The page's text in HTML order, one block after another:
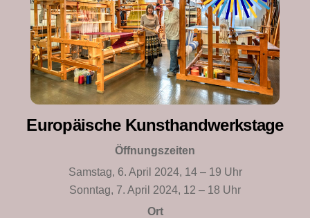
Europäische Kunsthandwerkstage
Öffnungszeiten
Samstag, 6. April 2024, 14 – 19 Uhr
Sonntag, 7. April 2024, 12 – 18 Uhr
Ort